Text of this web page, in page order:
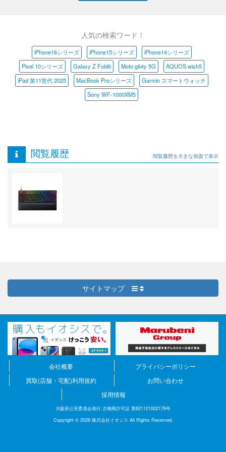
人気の検索ワード！
iPhone16シリーズ iPhone15シリーズ
iPhone14シリーズ
Pixel 10シリーズ
Galaxy Z Fold6 Moto g64y 5G
AQUOS wish5
iPad 第11世代 2025
MacBook Proシリーズ
Garmin スマートウォッチ
Sony WF-1000XM5
閲覧履歴 閲覧履歴を大きな画面で表示
サイトマップ
会社概要
プライバシーポリシー
買取(店舗・宅配)利用規約
お問い合わせ
採用情報
大阪府公安委員会発行 古物商許可証 第621121002176号
Copyright © 2026 株式会社イオシス All Rights Reserved.